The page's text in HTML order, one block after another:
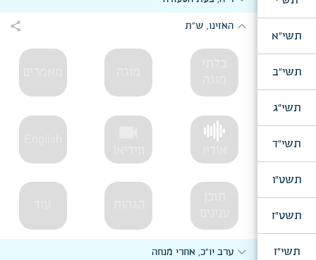
תשי"א
תשי"ב
תשי"ג
תשי"ד
תשט"ו
תשט"ז
תשי"ז
expand_moreהאזינו, ש"ת share
expand_moreערב יו"כ, אחרי מנחה